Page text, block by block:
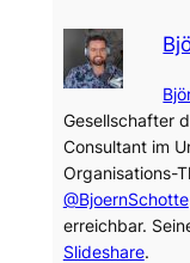
Gesellschafter
Consultant im
Organisations-
@BjoernSchotte
erreichbar.
Slideshare.